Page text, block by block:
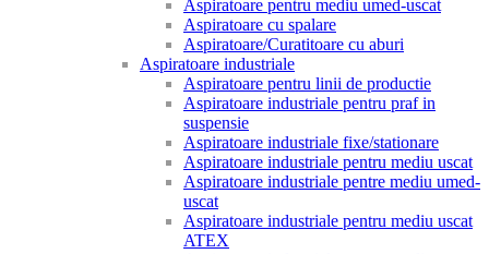
Aspiratoare pentru mediu umed-uscat
Aspiratoare cu spalare
Aspiratoare/Curatitoare cu aburi
Aspiratoare industriale
Aspiratoare pentru linii de productie
Aspiratoare industriale pentru praf in
suspensie
Aspiratoare industriale fixe/stationare
Aspiratoare industriale pentru mediu uscat
Aspiratoare industriale pentre mediu umed-
uscat
Aspiratoare industriale pentru mediu uscat
ATEX